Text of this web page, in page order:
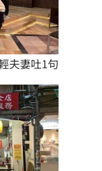
夫妻吐1句